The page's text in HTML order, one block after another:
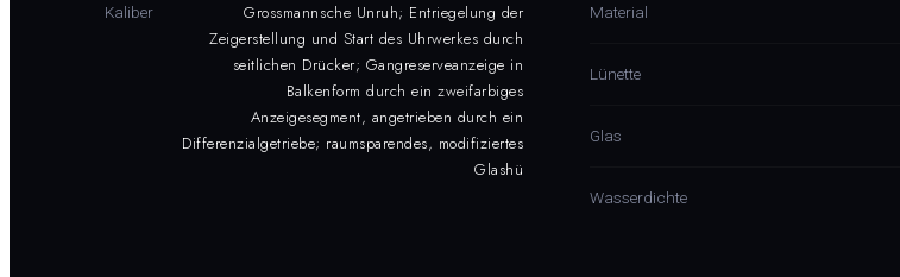
Kaliber
Grossmannsche Unruh; Entriegelung der
Zeigerstellung und Start des Uhrwerkes durch
seitlichen Drücker; Gangreserveanzeige in
Balkenform durch ein zweifarbiges
Anzeigesegment, angetrieben durch ein
Differenzialgetriebe; raumsparendes, modifiziertes
Glashü
Material
Lünette
Glas
Wasserdichte